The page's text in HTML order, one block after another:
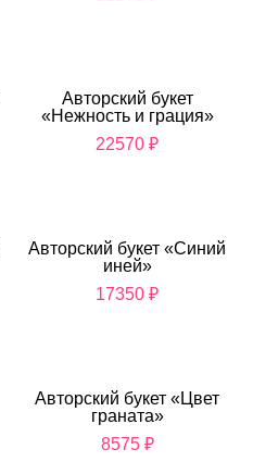
Авторский букет
«Нежность и грация»
22570₽
Авторский букет «Синий
иней»
17350₽
Авторский букет «Цвет
граната»
8575 ₽